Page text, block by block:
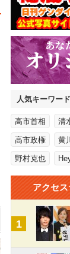
人気キーワード
高市首相 清
高市政権 黄
野村克也
アクセ
1